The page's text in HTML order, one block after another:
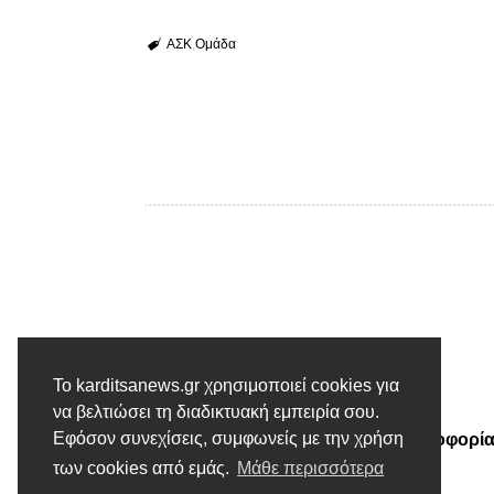
Το karditsanews.gr χρησιμοποιεί cookies για
να βελτιώσει τη διαδικτυακή εμπειρία σου.
Εφόσον συνεχίσεις, συμφωνείς με την χρήση
των cookies από εμάς. Μάθε περισσότερα
ΑΣΚ Ομάδα
Προηγούμενο άρθρο
Αίρεται η απαγόρευση
σε σημεία στον Παλαμά